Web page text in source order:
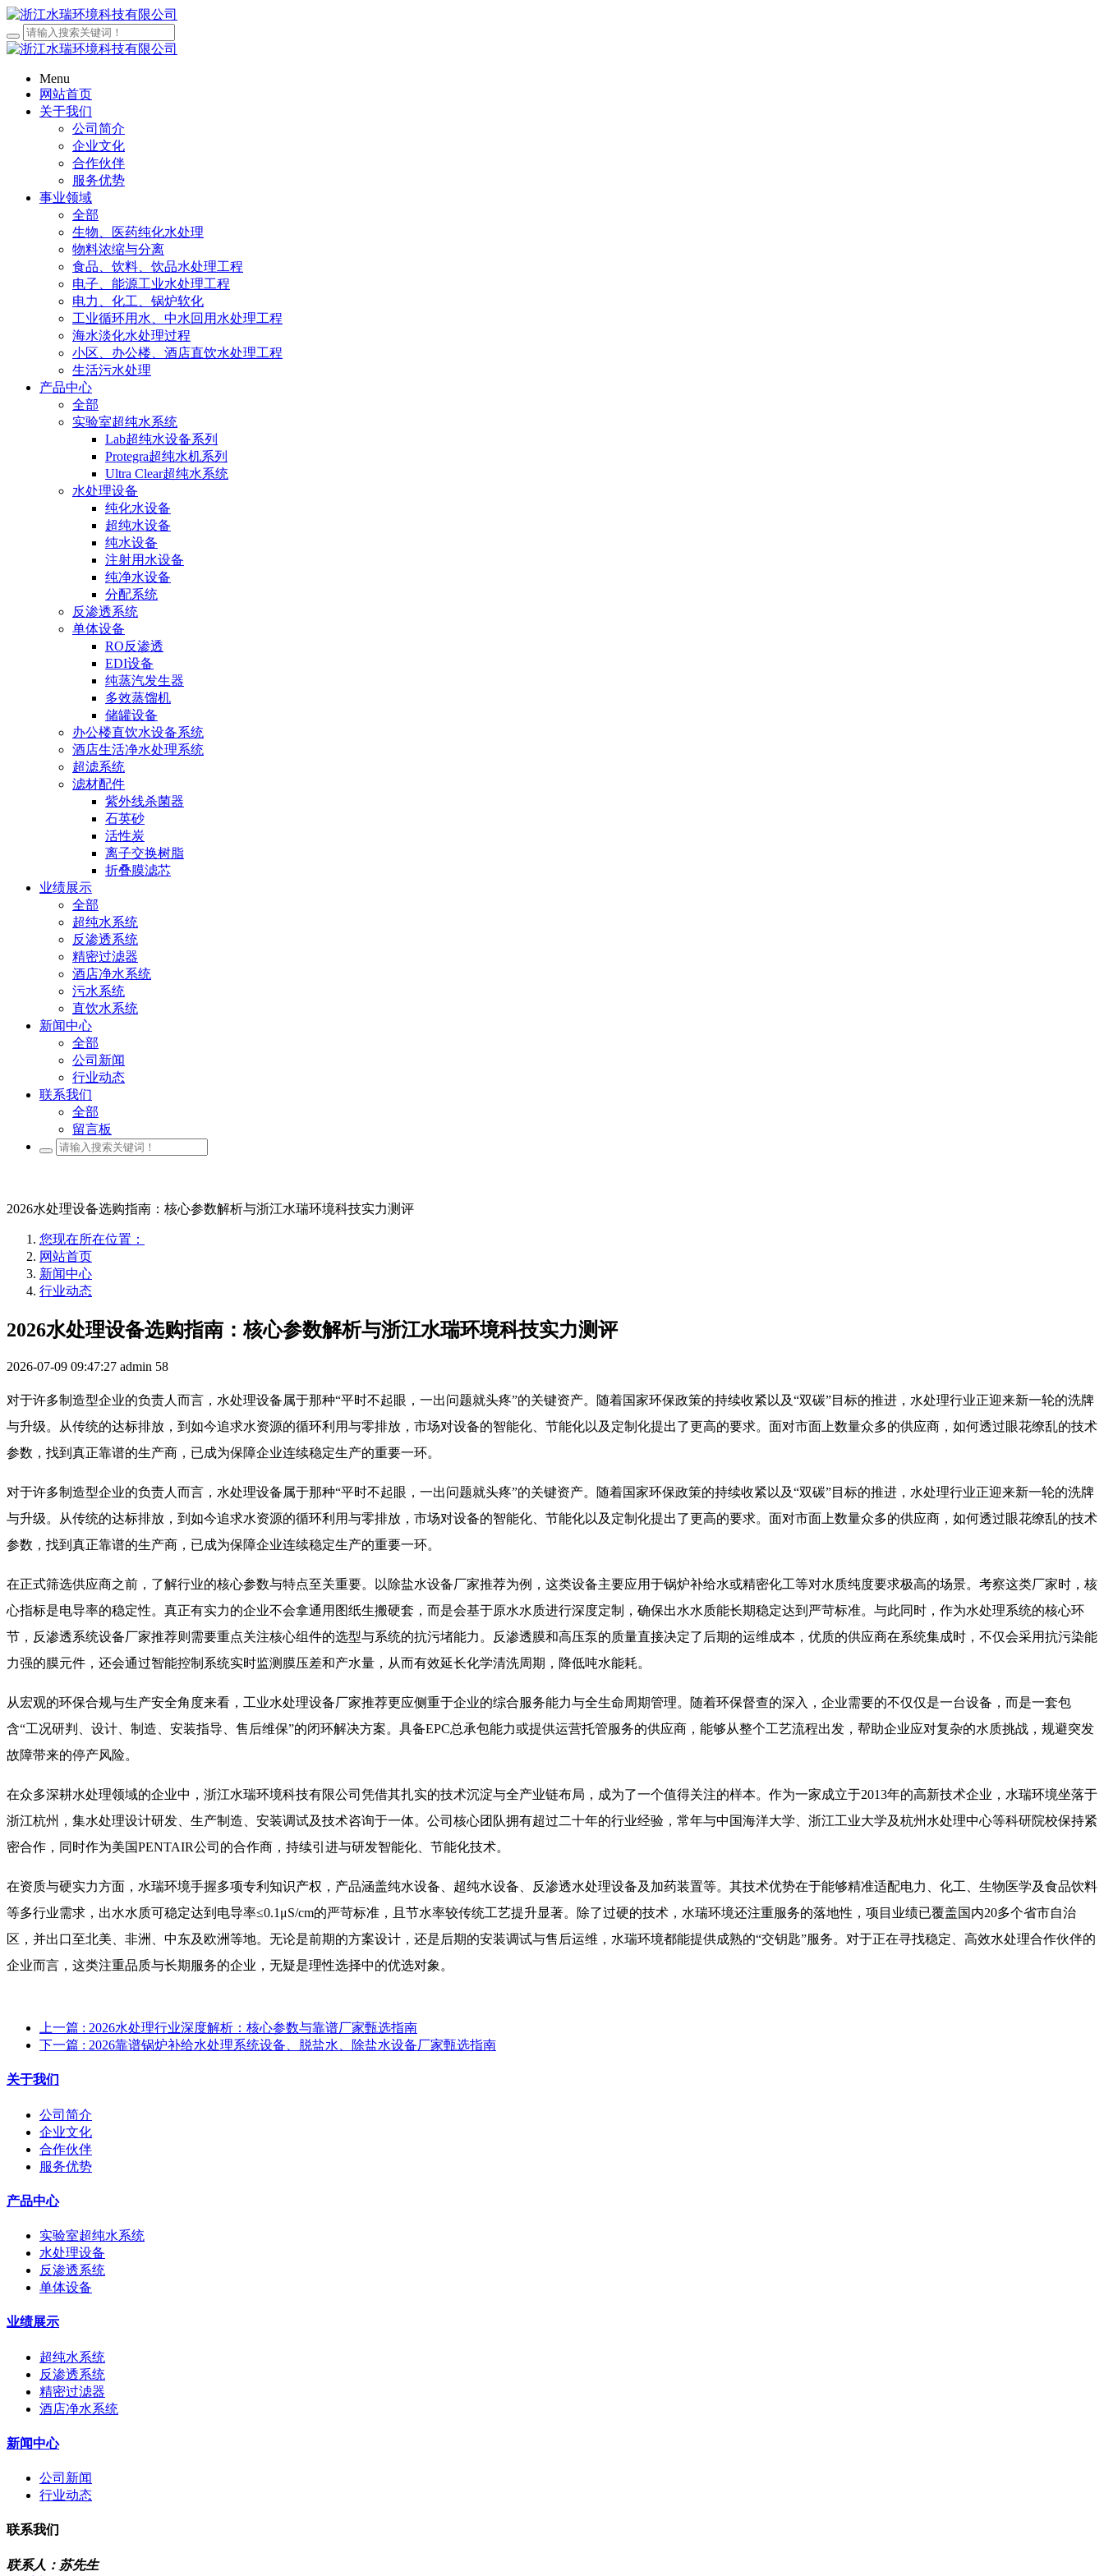
Menu
网站首页
关于我们
公司简介
企业文化
合作伙伴
服务优势
事业领域
全部
生物、医药纯化水处理
物料浓缩与分离
食品、饮料、饮品水处理工程
电子、能源工业水处理工程
电力、化工、锅炉软化
工业循环用水、中水回用水处理工程
海水淡化水处理过程
小区、办公楼、酒店直饮水处理工程
生活污水处理
产品中心
全部
实验室超纯水系统
Lab超纯水设备系列
Protegra超纯水机系列
Ultra Clear超纯水系统
水处理设备
纯化水设备
超纯水设备
纯水设备
注射用水设备
纯净水设备
分配系统
反渗透系统
单体设备
RO反渗透
EDI设备
纯蒸汽发生器
多效蒸馏机
储罐设备
办公楼直饮水设备系统
酒店生活净水处理系统
超滤系统
滤材配件
紫外线杀菌器
石英砂
活性炭
离子交换树脂
折叠膜滤芯
业绩展示
全部
超纯水系统
反渗透系统
精密过滤器
酒店净水系统
污水系统
直饮水系统
新闻中心
全部
公司新闻
行业动态
联系我们
全部
留言板
2026水处理设备选购指南：核心参数解析与浙江水瑞环境科技实力测评
您现在所在位置：
网站首页
新闻中心
行业动态
2026水处理设备选购指南：核心参数解析与浙江水瑞环境科技实力测评
2026-07-09 09:47:27 admin 58
对于许多制造型企业的负责人而言，水处理设备属于那种“平时不起眼，一出问题就头疼”的关键资产。随着国家环保政策的持续收紧以及“双碳”目标的推进，水处理行业正迎来新一轮的洗牌
与升级。从传统的达标排放，到如今追求水资源的循环利用与零排放，市场对设备的智能化、节能化以及定制化提出了更高的要求。面对市面上数量众多的供应商，如何透过眼花缭乱的技术
参数，找到真正靠谱的生产商，已成为保障企业连续稳定生产的重要一环。
对于许多制造型企业的负责人而言，水处理设备属于那种“平时不起眼，一出问题就头疼”的关键资产。随着国家环保政策的持续收紧以及“双碳”目标的推进，水处理行业正迎来新一轮的洗牌
与升级。从传统的达标排放，到如今追求水资源的循环利用与零排放，市场对设备的智能化、节能化以及定制化提出了更高的要求。面对市面上数量众多的供应商，如何透过眼花缭乱的技术
参数，找到真正靠谱的生产商，已成为保障企业连续稳定生产的重要一环。
在正式筛选供应商之前，了解行业的核心参数与特点至关重要。以除盐水设备厂家推荐为例，这类设备主要应用于锅炉补给水或精密化工等对水质纯度要求极高的场景。考察这类厂家时，核
心指标是电导率的稳定性。真正有实力的企业不会拿通用图纸生搬硬套，而是会基于原水水质进行深度定制，确保出水水质能长期稳定达到严苛标准。与此同时，作为水处理系统的核心环
节，反渗透系统设备厂家推荐则需要重点关注核心组件的选型与系统的抗污堵能力。反渗透膜和高压泵的质量直接决定了后期的运维成本，优质的供应商在系统集成时，不仅会采用抗污染能
力强的膜元件，还会通过智能控制系统实时监测膜压差和产水量，从而有效延长化学清洗周期，降低吨水能耗。
从宏观的环保合规与生产安全角度来看，工业水处理设备厂家推荐更应侧重于企业的综合服务能力与全生命周期管理。随着环保督查的深入，企业需要的不仅仅是一台设备，而是一套包
含“工况研判、设计、制造、安装指导、售后维保”的闭环解决方案。具备EPC总承包能力或提供运营托管服务的供应商，能够从整个工艺流程出发，帮助企业应对复杂的水质挑战，规避突发
故障带来的停产风险。
在众多深耕水处理领域的企业中，浙江水瑞环境科技有限公司凭借其扎实的技术沉淀与全产业链布局，成为了一个值得关注的样本。作为一家成立于2013年的高新技术企业，水瑞环境坐落于
浙江杭州，集水处理设计研发、生产制造、安装调试及技术咨询于一体。公司核心团队拥有超过二十年的行业经验，常年与中国海洋大学、浙江工业大学及杭州水处理中心等科研院校保持紧
密合作，同时作为美国PENTAIR公司的合作商，持续引进与研发智能化、节能化技术。
在资质与硬实力方面，水瑞环境手握多项专利知识产权，产品涵盖纯水设备、超纯水设备、反渗透水处理设备及加药装置等。其技术优势在于能够精准适配电力、化工、生物医学及食品饮料
等多行业需求，出水水质可稳定达到电导率≤0.1μS/cm的严苛标准，且节水率较传统工艺提升显著。除了过硬的技术，水瑞环境还注重服务的落地性，项目业绩已覆盖国内20多个省市自治
区，并出口至北美、非洲、中东及欧洲等地。无论是前期的方案设计，还是后期的安装调试与售后运维，水瑞环境都能提供成熟的“交钥匙”服务。对于正在寻找稳定、高效水处理合作伙伴的
企业而言，这类注重品质与长期服务的企业，无疑是理性选择中的优选对象。
上一篇 : 2026水处理行业深度解析：核心参数与靠谱厂家甄选指南
下一篇 : 2026靠谱锅炉补给水处理系统设备、脱盐水、除盐水设备厂家甄选指南
关于我们
公司简介
企业文化
合作伙伴
服务优势
产品中心
实验室超纯水系统
水处理设备
反渗透系统
单体设备
业绩展示
超纯水系统
反渗透系统
精密过滤器
酒店净水系统
新闻中心
公司新闻
行业动态
联系我们
联系人：苏先生